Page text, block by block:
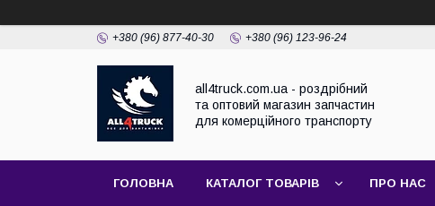
+380 (96) 877-40-30 +380 (96) 123-96-24
all4truck.com.ua - роздрібний
та оптовий магазин запчастин
для комерційного транспорту
ГОЛОВНА КАТАЛОГ ТОВАРІВ ПРО НАС